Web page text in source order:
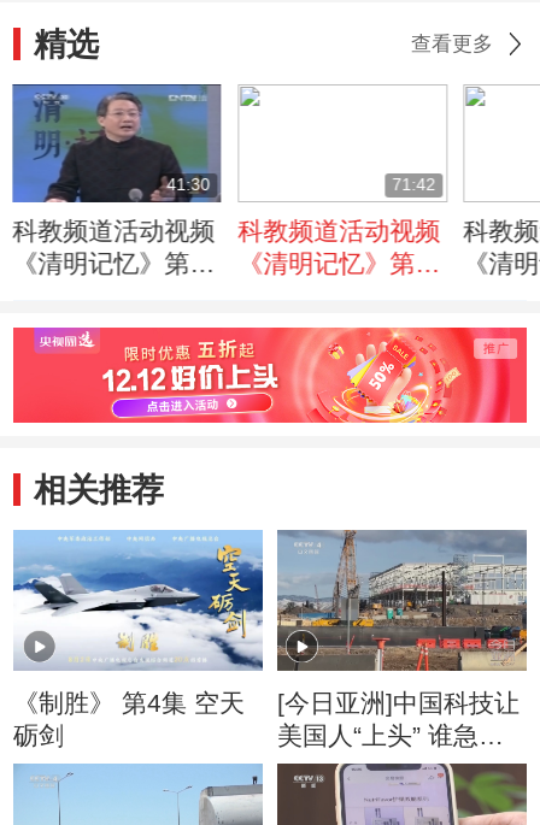
精选 查看更多
41:30
科教频道活动视频
《清明记忆》第一
71:42
科教频道活动视频
《清明记忆》第三
科教
《清
相关推荐
《制胜》 第4集 空天
砺剑
[今日亚洲]中国科技让
美国人“上头” 谁急
了？